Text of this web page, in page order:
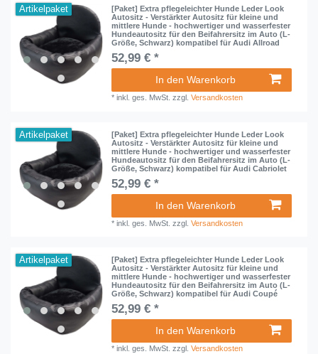
Artikelpaket
[Paket] Extra pflegeleichter Hunde Leder Look
Autositz - Verstärkter Autositz für kleine und
mittlere Hunde - hochwertiger und wasserfester
Hundeautositz für den Beifahrersitz im Auto (L-
Größe, Schwarz) kompatibel für Audi Allroad
52,99 € *
In den Warenkorb
*inkl. ges. MwSt. zzgl.Versandkosten
Artikelpaket
[Paket] Extra pflegeleichter Hunde Leder Look
Autositz - Verstärkter Autositz für kleine und
mittlere Hunde - hochwertiger und wasserfester
Hundeautositz für den Beifahrersitz im Auto (L-
Größe, Schwarz) kompatibel für Audi Cabriolet
52,99 € *
In den Warenkorb
*inkl. ges. MwSt. zzgl.Versandkosten
Artikelpaket
[Paket] Extra pflegeleichter Hunde Leder Look
Autositz - Verstärkter Autositz für kleine und
mittlere Hunde - hochwertiger und wasserfester
Hundeautositz für den Beifahrersitz im Auto (L-
Größe, Schwarz) kompatibel für Audi Coupé
52,99 € *
In den Warenkorb
*inkl. ges. MwSt. zzgl.Versandkosten